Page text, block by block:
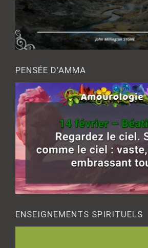
PENSÉE D’AMMA
ENSEIGNEMENTS SPIRITUELS